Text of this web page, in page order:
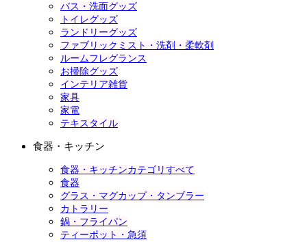
バス・洗面グッズ
トイレグッズ
ランドリーグッズ
ファブリックミスト・洗剤・柔軟剤
ルームフレグランス
お掃除グッズ
インテリア雑貨
家具
家電
テキスタイル
食器・キッチン
食器・キッチンカテゴリすべて
食器
グラス・マグカップ・タンブラー
カトラリー
鍋・フライパン
ティーポット・急須